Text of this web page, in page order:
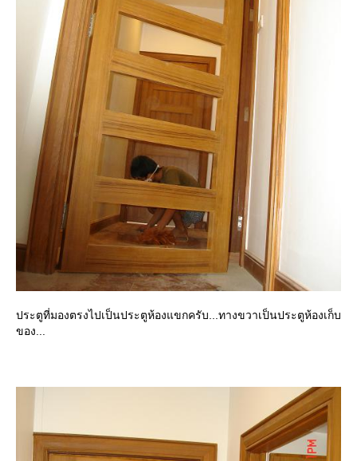
ประตูที่มองตรงไปเป็นประตูห้องแขกครับ...ทางขวาเป็นประตูห้องเก็บ
ของ...